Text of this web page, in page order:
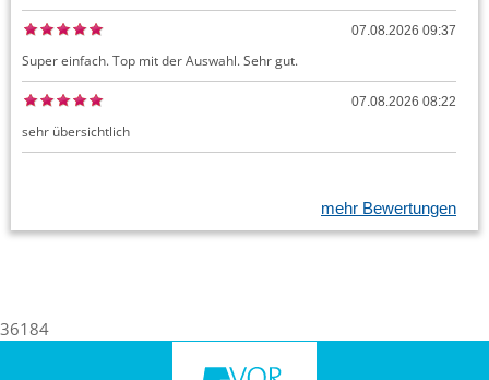
07.08.2026 09:37
Super einfach. Top mit der Auswahl. Sehr gut.
07.08.2026 08:22
sehr übersichtlich
mehr Bewertungen
36184